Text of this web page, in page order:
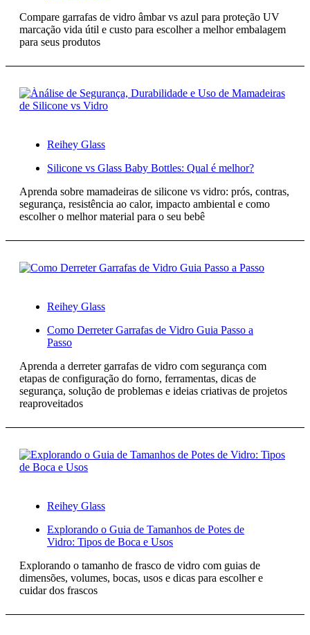
Compare garrafas de vidro âmbar vs azul para proteção UV
marcação vida útil e custo para escolher a melhor embalagem
para seus produtos
Reihey Glass
Silicone vs Glass Baby Bottles: Qual é melhor?
Aprenda sobre mamadeiras de silicone vs vidro: prós, contras,
segurança, resistência ao calor, impacto ambiental e como
escolher o melhor material para o seu bebê
Reihey Glass
Como Derreter Garrafas de Vidro Guia Passo a
Passo
Aprenda a derreter garrafas de vidro com segurança com
etapas de configuração do forno, ferramentas, dicas de
segurança, solução de problemas e ideias criativas de projetos
reaproveitados
Reihey Glass
Explorando o Guia de Tamanhos de Potes de
Vidro: Tipos de Boca e Usos
Explorando o tamanho de frasco de vidro com guias de
dimensões, volumes, bocas, usos e dicas para escolher e
cuidar dos frascos